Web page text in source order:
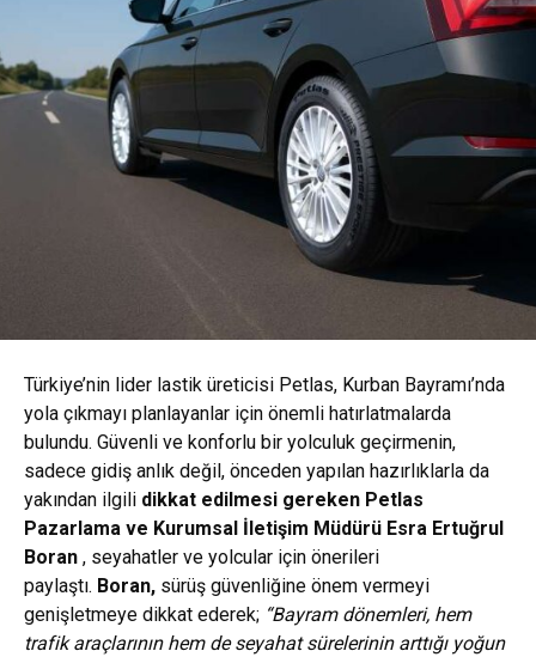
Türkiye’nin lider lastik üreticisi Petlas, Kurban Bayramı’nda
yola çıkmayı planlayanlar için önemli hatırlatmalarda
bulundu. Güvenli ve konforlu bir yolculuk geçirmenin,
sadece gidiş anlık değil, önceden yapılan hazırlıklarla da
yakından ilgili dikkat edilmesi gereken Petlas
Pazarlama ve Kurumsal İletişim Müdürü Esra Ertuğrul
Boran , seyahatler ve yolcular için önerileri
paylaştı. Boran, sürüş güvenliğine önem vermeyi
genişletmeye dikkat ederek; “Bayram dönemleri, hem
trafik araçlarının hem de seyahat sürelerinin arttığı yoğun